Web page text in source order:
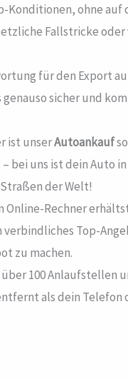
Konditionen, ohne auf
Fallstricke
für den Export
sicher und
ist unserAutoankauf
bei uns ist dein Auto
der Welt!
Rechner
Top-
zu machen.
100 Anlaufstellen
als dein